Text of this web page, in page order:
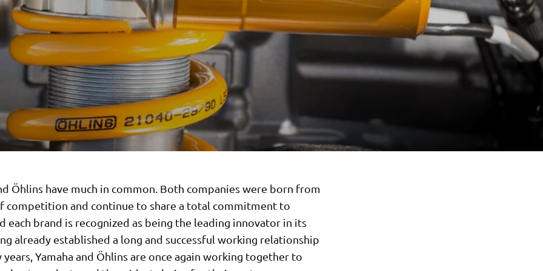
Öhlins have much in common. Both companies were born from
competition and continue to share a total commitment to
each brand is recognized as being the leading innovator in its
already established a long and successful working relationship
years, Yamaha and Öhlins are once again working together to